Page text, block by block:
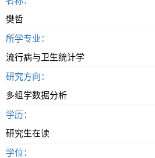
樊哲
所学专业：
流行病与卫生统计学
研究方向：
多组学数据分析
学历：
研究生在读
学位：